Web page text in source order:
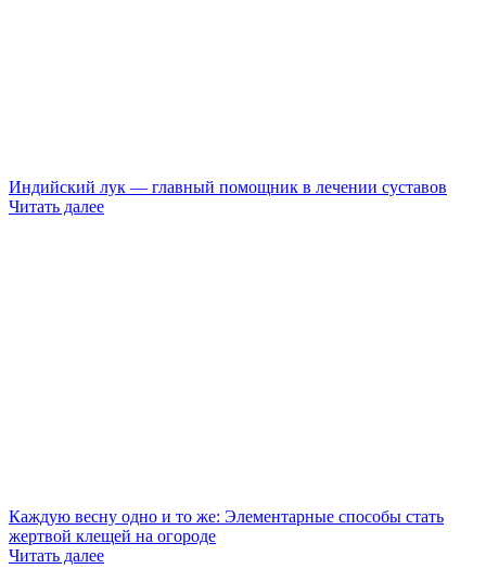
Индийский лук — главный помощник в лечении суставов
Читать далее
Каждую весну одно и то же: Элементарные способы стать
жертвой клещей на огороде
Читать далее